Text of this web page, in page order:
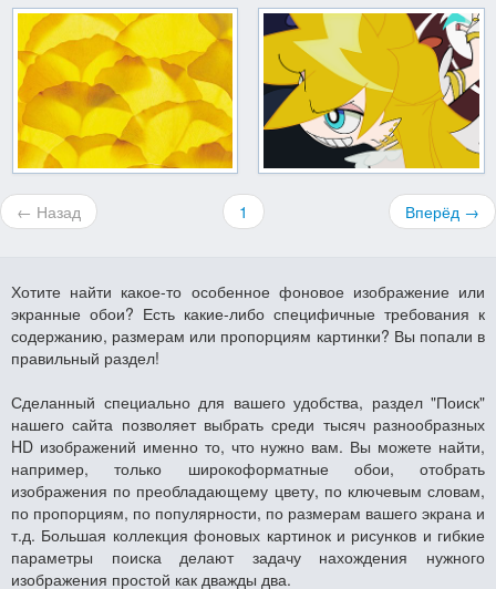
← Назад 1 Вперёд →
Хотите найти какое-то особенное фоновое изображение или
экранные обои? Есть какие-либо специфичные требования к
содержанию, размерам или пропорциям картинки? Вы попали в
правильный раздел!
Сделанный специально для вашего удобства, раздел "Поиск"
нашего сайта позволяет выбрать среди тысяч разнообразных
HD изображений именно то, что нужно вам. Вы можете найти,
например, только широкоформатные обои, отобрать
изображения по преобладающему цвету, по ключевым словам,
по пропорциям, по популярности, по размерам вашего экрана и
т.д. Большая коллекция фоновых картинок и рисунков и гибкие
параметры поиска делают задачу нахождения нужного
изображения простой как дважды два.